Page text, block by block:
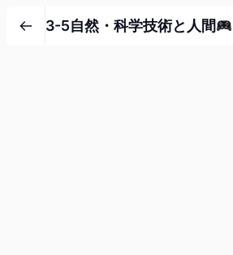
3-5自然・科学技術と人間